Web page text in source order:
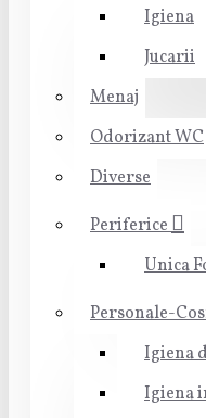
Igiena
Jucarii
Menaj
Odorizant WC
Diverse
Periferice
Unica
Personale-
Igiena
Igiena